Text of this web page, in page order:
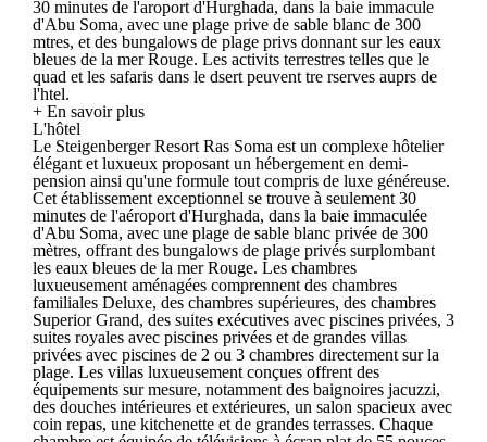
30 minutes de l'aroport d'Hurghada, dans la baie immacule
d'Abu Soma, avec une plage prive de sable blanc de 300
mtres, et des bungalows de plage privs donnant sur les eaux
bleues de la mer Rouge. Les activits terrestres telles que le
quad et les safaris dans le dsert peuvent tre rserves auprs de
l'htel.
+ En savoir plus
L'hôtel
Le Steigenberger Resort Ras Soma est un complexe hôtelier
élégant et luxueux proposant un hébergement en demi-
pension ainsi qu'une formule tout compris de luxe généreuse.
Cet établissement exceptionnel se trouve à seulement 30
minutes de l'aéroport d'Hurghada, dans la baie immaculée
d'Abu Soma, avec une plage de sable blanc privée de 300
mètres, offrant des bungalows de plage privés surplombant
les eaux bleues de la mer Rouge. Les chambres
luxueusement aménagées comprennent des chambres
familiales Deluxe, des chambres supérieures, des chambres
Superior Grand, des suites exécutives avec piscines privées, 3
suites royales avec piscines privées et de grandes villas
privées avec piscines de 2 ou 3 chambres directement sur la
plage. Les villas luxueusement conçues offrent des
équipements sur mesure, notamment des baignoires jacuzzi,
des douches intérieures et extérieures, un salon spacieux avec
coin repas, une kitchenette et de grandes terrasses. Chaque